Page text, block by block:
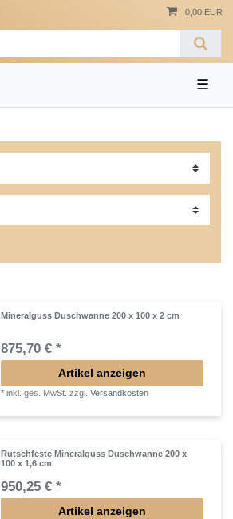
0,00 EUR
☰
Mineralguss Duschwanne 200 x 100 x 2 cm
875,70 € *
Artikel anzeigen
*inkl. ges. MwSt. zzgl.Versandkosten
Rutschfeste Mineralguss Duschwanne 200 x
100 x 1,6 cm
950,25 € *
Artikel anzeigen